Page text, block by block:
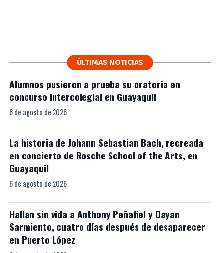
ÚLTIMAS NOTICIAS
Alumnos pusieron a prueba su oratoria en
concurso intercolegial en Guayaquil
6 de agosto de 2026
La historia de Johann Sebastian Bach, recreada
en concierto de Rosche School of the Arts, en
Guayaquil
6 de agosto de 2026
Hallan sin vida a Anthony Peñafiel y Dayan
Sarmiento, cuatro días después de desaparecer
en Puerto López